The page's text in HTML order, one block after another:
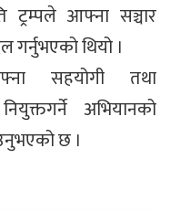
ट्रम्पले आफ्ना सञ्चार
थियो ।
सहयोगी तथा
अभियानको
छ ।